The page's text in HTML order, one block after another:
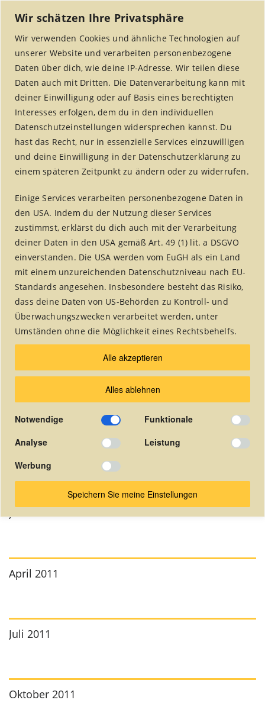
Wir schätzen Ihre Privatsphäre
Wir verwenden Cookies und ähnliche Technologien auf
unserer Website und verarbeiten personenbezogene
Daten über dich, wie deine IP-Adresse. Wir teilen diese
Daten auch mit Dritten. Die Datenverarbeitung kann mit
deiner Einwilligung oder auf Basis eines berechtigten
Interesses erfolgen, dem du in den individuellen
Datenschutzeinstellungen widersprechen kannst. Du
hast das Recht, nur in essenzielle Services einzuwilligen
und deine Einwilligung in der Datenschutzerklärung zu
einem späteren Zeitpunkt zu ändern oder zu widerrufen.
Einige Services verarbeiten personenbezogene Daten in
den USA. Indem du der Nutzung dieser Services
zustimmst, erklärst du dich auch mit der Verarbeitung
deiner Daten in den USA gemäß Art. 49 (1) lit. a DSGVO
einverstanden. Die USA werden vom EuGH als ein Land
mit einem unzureichenden Datenschutzniveau nach EU-
Standards angesehen. Insbesondere besteht das Risiko,
dass deine Daten von US-Behörden zu Kontroll- und
Überwachungszwecken verarbeitet werden, unter
Umständen ohne die Möglichkeit eines Rechtsbehelfs.
Alles ablehnen
Alle akzeptieren
Notwendige
Funktionale
Analyse
Leistung
Werbung
Speichern Sie meine Einstellungen
fair handeln aktuell –
Jahrgang 5
Home/fair handeln aktuell /
fair handeln aktuell – Jahrgang 5
Die Vereinszeitung wurde 2018
Seit dieser Zeit veröffentlichen wir unsere Artikel
in dem Alsdorfer Stadtmagazin "undsond?!".
Die quartalsweise herausgegebene
Vereinszeitung ist hier online als pdf-Dokument
abrufbar.
(In der Zeitung auf die gewünschte Seite klicken um das pdf-
Dokument zu öffnen).
Januar 2011
April 2011
Juli 2011
Oktober 2011